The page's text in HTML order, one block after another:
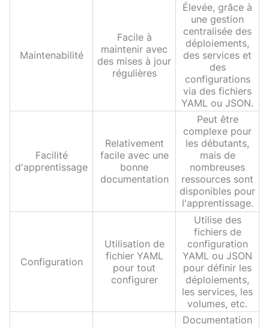
Maintenabilité
Facile à
maintenir avec
des mises à jour
régulières
Élevée, grâce à
une gestion
centralisée des
déploiements,
des services et
des
configurations
via des fichiers
YAML ou JSON.
Facilité
d'apprentissage
Relativement
facile avec une
bonne
documentation
Peut être
complexe pour
les débutants,
mais de
nombreuses
ressources sont
disponibles pour
l'apprentissage.
Configuration
Utilisation de
fichier YAML
pour tout
configurer
Utilise des
fichiers de
configuration
YAML ou JSON
pour définir les
déploiements,
les services, les
volumes, etc.
Documentation